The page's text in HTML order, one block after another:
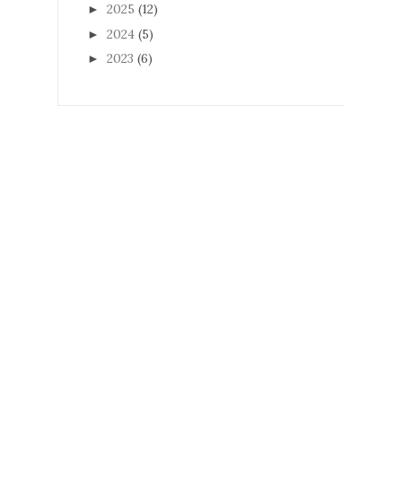
► 2025 (12)
► 2024 (5)
► 2023 (6)